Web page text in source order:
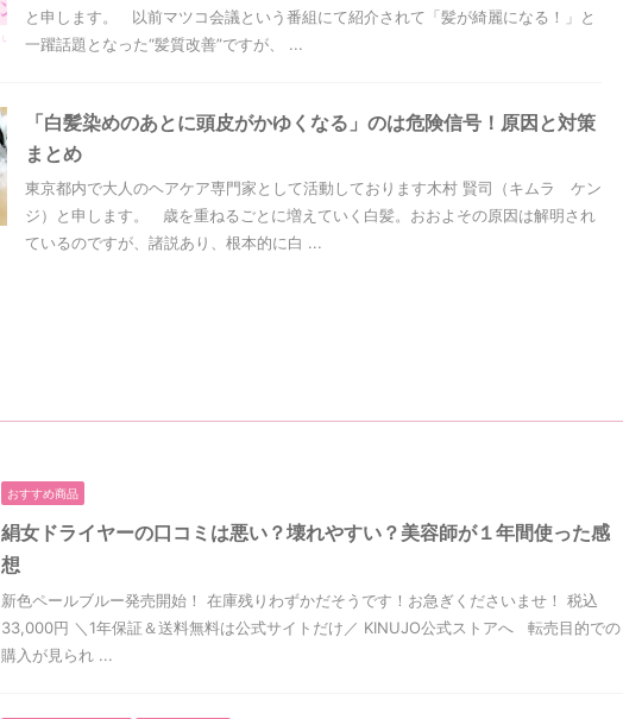
と申します。 以前マツコ会議という番組にて紹介されて「髪が綺麗になる！」と
一躍話題となった“髪質改善”ですが、 ...
「白髪染めのあとに頭皮がかゆくなる」のは危険信号！原因と対策
まとめ
東京都内で大人のヘアケア専門家として活動しております木村 賢司（キムラ ケン
ジ）と申します。 歳を重ねるごとに増えていく白髪。おおよその原因は解明され
ているのですが、諸説あり、根本的に白 ...
おすすめ商品
絹女ドライヤーの口コミは悪い？壊れやすい？美容師が１年間使った感
想
新色ペールブルー発売開始！ 在庫残りわずかだそうです！お急ぎくださいませ！ 税込
33,000円 ＼1年保証＆送料無料は公式サイトだけ／ KINUJO公式ストアへ 転売目的での
購入が見られ ...